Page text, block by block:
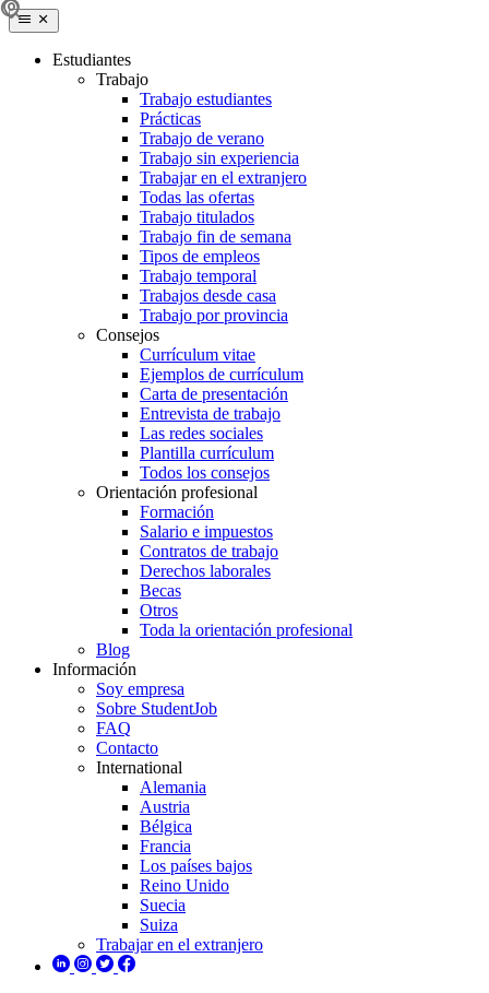
Estudiantes
Trabajo
Trabajo estudiantes
Prácticas
Trabajo de verano
Trabajo sin experiencia
Trabajar en el extranjero
Todas las ofertas
Trabajo titulados
Trabajo fin de semana
Tipos de empleos
Trabajo temporal
Trabajos desde casa
Trabajo por provincia
Consejos
Currículum vitae
Ejemplos de currículum
Carta de presentación
Entrevista de trabajo
Las redes sociales
Plantilla currículum
Todos los consejos
Orientación profesional
Formación
Salario e impuestos
Contratos de trabajo
Derechos laborales
Becas
Otros
Toda la orientación profesional
Blog
Información
Soy empresa
Sobre StudentJob
FAQ
Contacto
International
Alemania
Austria
Bélgica
Francia
Los países bajos
Reino Unido
Suecia
Suiza
Trabajar en el extranjero